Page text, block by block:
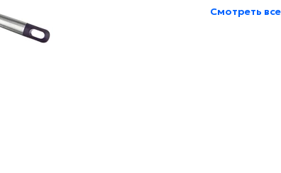
Смотреть